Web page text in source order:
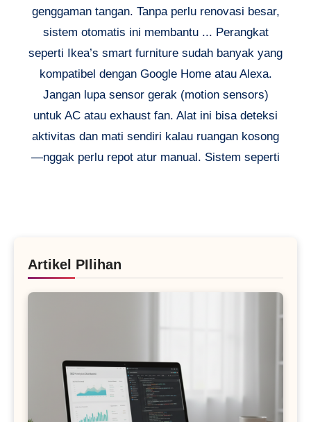
genggaman tangan. Tanpa perlu renovasi besar,
sistem otomatis ini membantu ... Perangkat
seperti Ikea’s smart furniture sudah banyak yang
kompatibel dengan Google Home atau Alexa.
Jangan lupa sensor gerak (motion sensors)
untuk AC atau exhaust fan. Alat ini bisa deteksi
aktivitas dan mati sendiri kalau ruangan kosong
—nggak perlu repot atur manual. Sistem seperti
Artikel PIlihan